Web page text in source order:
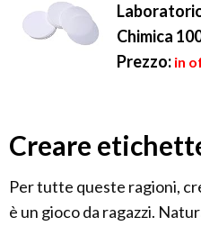
Chimica
Prezzo: in
Creare
Per tutte queste ragioni,
è un gioco da ragazzi.